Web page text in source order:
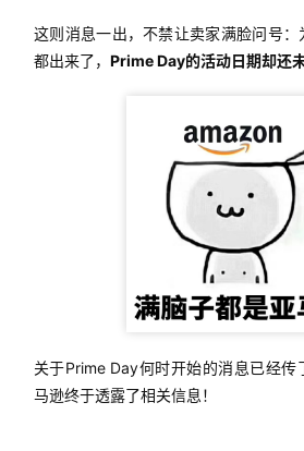
这则消息一出，不禁让卖家满脸问号
都出来了， Prime Day的活动日期却还
关于Prime Day何时开始的消息已经传
马逊终于透露了相关信息！